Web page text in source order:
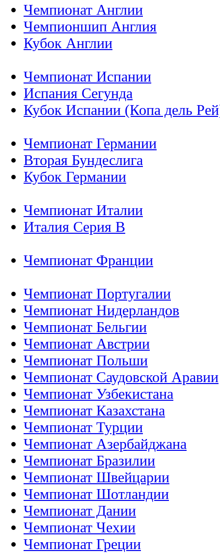
Чемпионат Англии
Чемпионшип Англия
Кубок Англии
Чемпионат Испании
Испания Сегунда
Кубок Испании (Копа дель
Чемпионат Германии
Вторая Бундеслига
Кубок Германии
Чемпионат Италии
Италия Серия B
Чемпионат Франции
Чемпионат Португалии
Чемпионат Нидерландов
Чемпионат Бельгии
Чемпионат Австрии
Чемпионат Польши
Чемпионат Саудовской Аравии
Чемпионат Узбекистана
Чемпионат Казахстана
Чемпионат Турции
Чемпионат Азербайджана
Чемпионат Бразилии
Чемпионат Швейцарии
Чемпионат Шотландии
Чемпионат Дании
Чемпионат Чехии
Чемпионат Греции